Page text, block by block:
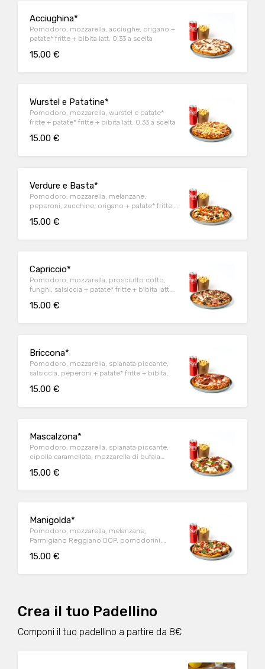
Acciughina*
Pomodoro, mozzarella, acciughe, origano +
patate* fritte + bibita latt. 0,33 a scelta
15.00 €
Wurstel e Patatine*
Pomodoro, mozzarella, wurstel e patate*
fritte + patate* fritte + bibita latt. 0,33 a scelta
15.00 €
Verdure e Basta*
Pomodoro, mozzarella, melanzane,
peperoni, zucchine, origano + patate* fritte +
15.00 €
Capriccio*
Pomodoro, mozzarella, prosciutto cotto,
funghi, salsiccia + patate* fritte + bibita latt.
15.00 €
Briccona*
Pomodoro, mozzarella, spianata piccante,
salsiccia, peperoni + patate* fritte + bibita
15.00 €
Mascalzona*
Pomodoro, mozzarella, spianata piccante,
cipolla caramellata, mozzarella di bufala
bibita latt. 0,33 a scelta
15.00 €
Manigolda*
Pomodoro, mozzarella, melanzane,
Parmigiano Reggiano DOP, pomodorini,
0,33 a scelta
15.00 €
Crea il tuo Padellino
Componi il tuo padellino a partire da 8€